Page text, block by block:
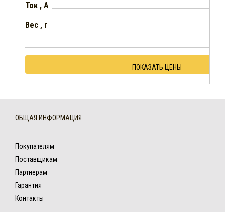
Ток , А
Вес , г
ПОКАЗАТЬ ЦЕНЫ
ОБЩАЯ ИНФОРМАЦИЯ
Покупателям
Поставщикам
Партнерам
Гарантия
Контакты